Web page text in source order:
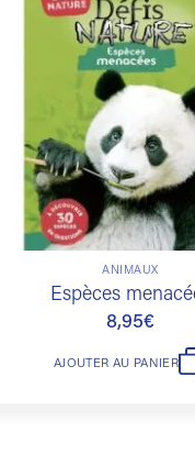
ANIMAUX
Espèces
8,95€
AJOUTER AU PANIER